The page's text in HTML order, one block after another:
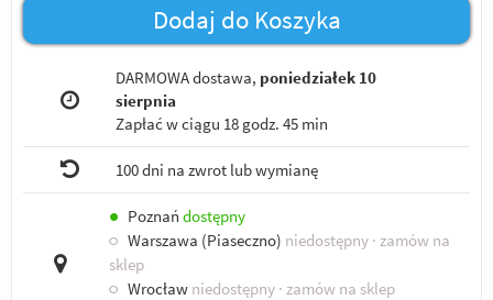
Dodaj do Koszyka
DARMOWA dostawa, poniedziałek 10
sierpnia
Zapłać w ciągu 18 godz. 45 min
100 dni na zwrot lub wymianę
● Poznań dostępny
○ Warszawa (Piaseczno) niedostępny · zamów na
sklep
○ Wrocław niedostępny · zamów na sklep